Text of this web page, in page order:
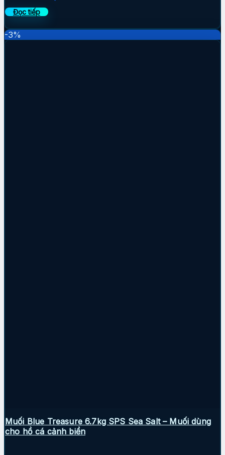
Đọc tiếp
-3%
Muối Blue Treasure 6.7kg SPS Sea Salt – Muối dùng
cho hồ cá cảnh biển